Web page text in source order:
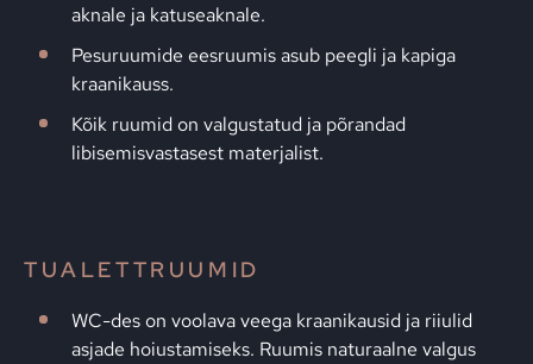
aknale ja katuseaknale.
Pesuruumide eesruumis asub peegli ja kapiga
kraanikauss.
Kõik ruumid on valgustatud ja põrandad
libisemisvastasest materjalist.
TUALETTRUUMID
WC-des on voolava veega kraanikausid ja riiulid
asjade hoiustamiseks. Ruumis naturaalne valgus